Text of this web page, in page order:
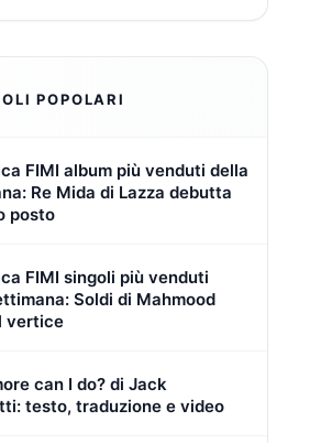
POPOLARI
FIMI album più venduti della
Re Mida di Lazza debutta
posto
FIMI singoli più venduti
Soldi di Mahmood
vertice
can I do? di Jack
testo, traduzione e video